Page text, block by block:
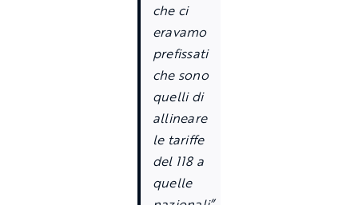
che ci
eravamo
prefissati
che sono
quelli di
allineare
le tariffe
del 118 a
quelle